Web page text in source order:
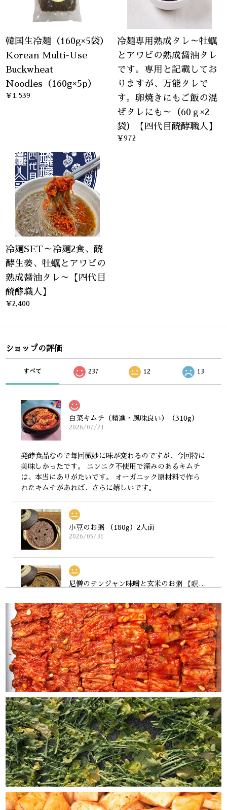
韓国生冷麺（160g×5袋）
Korean Multi-Use
Buckwheat
Noodles（160g×5p）
¥1,539
冷麺専用熟成タレ～牡蠣
とアワビの熟成醤油タレ
です。専用と記載してお
りますが、万能タレで
す。卵焼きにもご飯の混
ぜタレにも～（60ｇ×2
袋）【四代目醗酵職人】
¥972
冷麺SET～冷麺2食、醗
酵生姜、牡蠣とアワビの
熟成醤油タレ～【四代目
醗酵職人】
¥2,400
ショップの評価
すべて 237 12 13
白菜キムチ（精進・風味良い）（310g）
2026/07/21
発酵食品なので毎回微妙に味が変わるのですが、今回特に
美味しかったです。 ニンニク不使用で深みのあるキムチ
は、本当にありがたいです。 オーガニック原材料で作ら
れたキムチがあれば、さらに嬉しいです。
小豆のお粥 （180g）2人前
2026/05/31
尼僧のテンジャン味噌と玄米のお粥 【瞑想する味噌。有機若大根の若葉】（180g）2人前
一週間 毎日お粥生活SET
2026/05/29
早速 キムチ粥いただきました お粥の概念を越える、贅
沢な一品。これ一品と 薬膳茶で 疲れた胃腸を癒す 一
食。一週間の粥メニューで元気になれほそうです。、ほか
の粥も楽しみです。
プゴスープ（270ｇ）2人前
2026/05/26
蝦夷アワビの肝入りお粥 （160g）